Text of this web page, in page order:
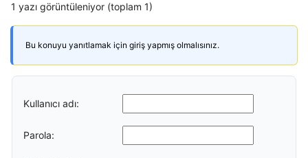
1 yazı görüntüleniyor (toplam 1)
Bu konuyu yanıtlamak için giriş yapmış olmalısınız.
Kullanıcı adı:
Parola: